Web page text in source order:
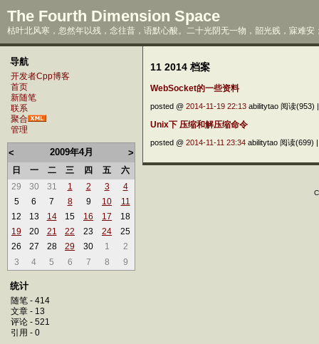
The Fourth Dimension Space
枯叶北风寒，忽然年以残，念往昔，语默心酸。二十光阴无一物，韶光贱，寐难
导航
开发者Cpp博客
首页
新随笔
联系
聚合
管理
< 2009年4月 >
日 一 二 三 四 五
六
29
30 31 1 2 3
4
5
6 7 8 9 10
11
12
13 14 15 16 17
18
19
20 21 22 23 24
25
26
27 28 29 30 1
2
3
4 5 6 7 8 9
统计
随笔 - 414
文章 - 13
评论 - 521
引用 - 0
11 2014 档案
WebSocket的一些资料
posted @ 2014-11-19 22:13 abilitytao 阅读(953)
Unix下 压缩和解压缩命令
posted @ 2014-11-11 23:34 abilitytao 阅读(699)